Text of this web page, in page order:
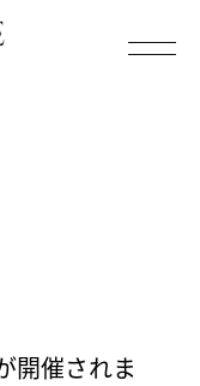
開催されま